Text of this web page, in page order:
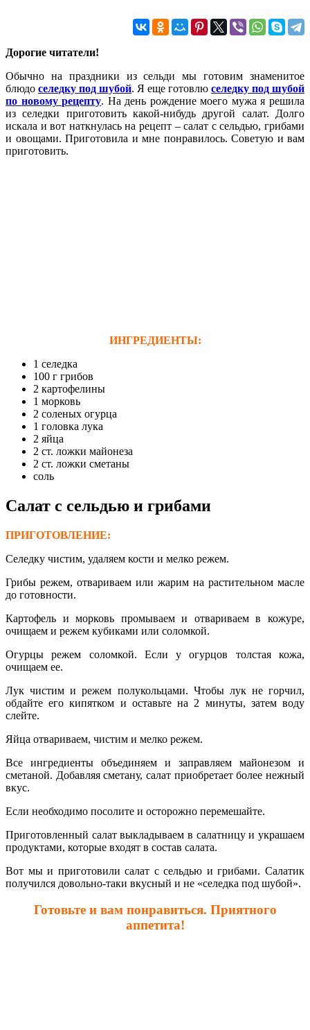
Дорогие читатели!
Обычно на праздники из сельди мы готовим знаменитое
блюдо селедку под шубой. Я еще готовлю селедку под шубой
по новому рецепту. На день рождение моего мужа я решила
из селедки приготовить какой-нибудь другой салат. Долго
искала и вот наткнулась на рецепт – салат с сельдью, грибами
и овощами. Приготовила и мне понравилось. Советую и вам
приготовить.
ИНГРЕДИЕНТЫ:
1 селедка
100 г грибов
2 картофелины
1 морковь
2 соленых огурца
1 головка лука
2 яйца
2 ст. ложки майонеза
2 ст. ложки сметаны
соль
Салат с сельдью и грибами
ПРИГОТОВЛЕНИЕ:
Селедку чистим, удаляем кости и мелко режем.
Грибы режем, отвариваем или жарим на растительном масле
до готовности.
Картофель и морковь промываем и отвариваем в кожуре,
очищаем и режем кубиками или соломкой.
Огурцы режем соломкой. Если у огурцов толстая кожа,
очищаем ее.
Лук чистим и режем полукольцами. Чтобы лук не горчил,
обдайте его кипятком и оставьте на 2 минуты, затем воду
слейте.
Яйца отвариваем, чистим и мелко режем.
Все ингредиенты объединяем и заправляем майонезом и
сметаной. Добавляя сметану, салат приобретает более нежный
вкус.
Если необходимо посолите и осторожно перемешайте.
Приготовленный салат выкладываем в салатницу и украшаем
продуктами, которые входят в состав салата.
Вот мы и приготовили салат с сельдью и грибами. Салатик
получился довольно-таки вкусный и не «селедка под шубой».
Готовьте и вам понравиться. Приятного
аппетита!